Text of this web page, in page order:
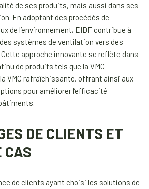
de ses produits, mais aussi dans ses
En adoptant des procédés de
de l’environnement, EIDF contribue à
systèmes de ventilation vers des
approche innovante se reflète dans
de produits tels que la VMC
VMC rafraîchissante, offrant ainsi aux
pour améliorer l’efficacité
DE CLIENTS ET
CAS
de clients ayant choisi les solutions de